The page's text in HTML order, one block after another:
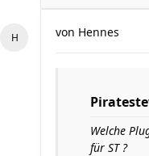
von Hennes
Welche
für ST ?